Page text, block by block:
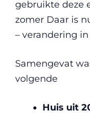
gebruikte deze
zomer Daar is
– verandering
Samengevat
volgende
Huis uit